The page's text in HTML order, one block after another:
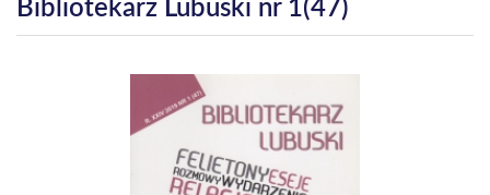
Bibliotekarz Lubuski nr 1(47)